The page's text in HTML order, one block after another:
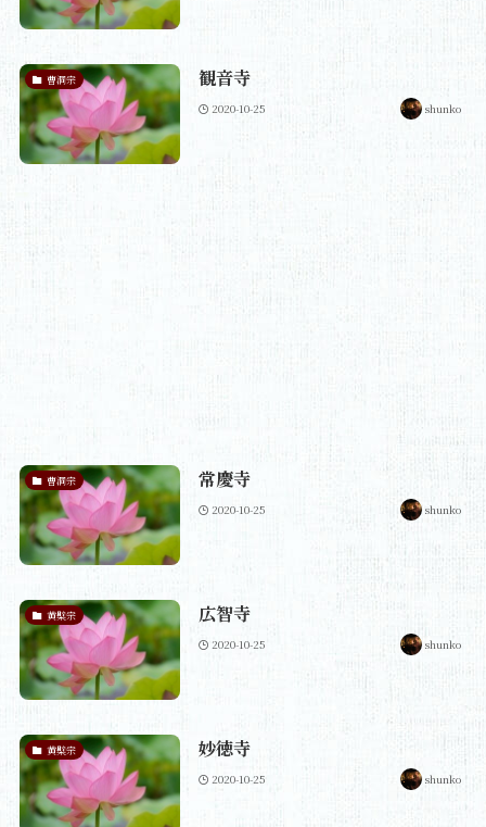
曹洞宗 観音寺
2020-10-25 shunko
曹洞宗 常慶寺
2020-10-25 shunko
黄檗宗 広智寺
2020-10-25 shunko
黄檗宗 妙徳寺
2020-10-25 shunko